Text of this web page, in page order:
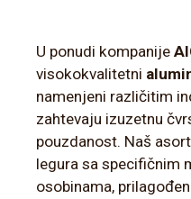
U ponudi kompanije
visokokvalitetni
namenjeni različitim
zahtevaju izuzetnu
pouzdanost. Naš
legura sa specifičnim
osobinama,